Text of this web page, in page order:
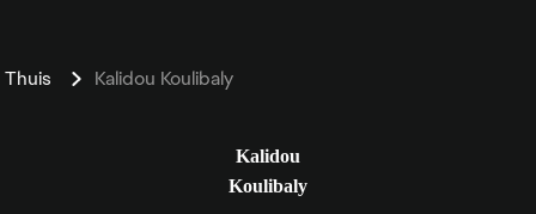
Thuis Kalidou Koulibaly
Kalidou
Koulibaly